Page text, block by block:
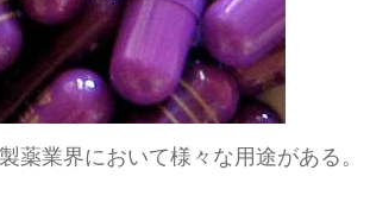
業界において様々な用途がある。